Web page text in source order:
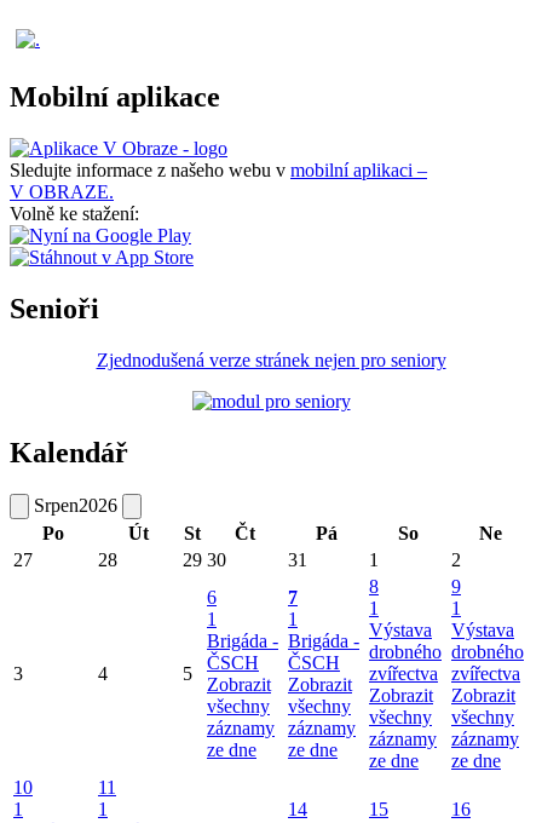
Mobilní aplikace
Sledujte informace z našeho webu v mobilní aplikaci –
V OBRAZE.
Volně ke stažení:
Senioři
Zjednodušená verze stránek nejen pro seniory
Kalendář
Srpen2026
Po
Út St Čt Pá So
Ne
27
28 29 30 31 1 2
3 4 5
6
1
Brigáda -
ČSCH
Zobrazit
všechny
záznamy
ze dne
7
1
Brigáda -
ČSCH
Zobrazit
všechny
záznamy
ze dne
8
1
Výstava
drobného
zvířectva
Zobrazit
všechny
záznamy
ze dne
9
1
Výstava
drobného
zvířectva
Zobrazit
všechny
záznamy
ze dne
10
1
11
1
14
15
16